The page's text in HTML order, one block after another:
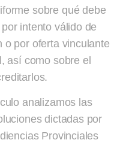
sobre qué debe
intento válido de
o por oferta vinculante
así como sobre el
analizamos las
dictadas por
Provinciales